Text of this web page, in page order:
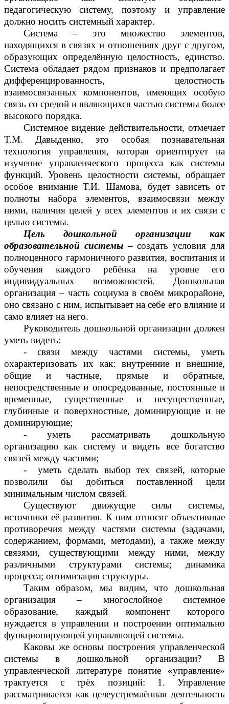
педагогическую систему, поэтому и управление
должно носить системный характер.
Система – это множество элементов,
находящихся в связях и отношениях друг с другом,
образующих определённую целостность, единство.
Система обладает рядом признаков и предполагает
дифференцированность, целостность
взаимосвязанных компонентов, имеющих особую
связь со средой и являющихся частью системы более
высокого порядка.
Системное видение действительности, отмечает
Т.М. Давыденко, это особая познавательная
технология управления, которая ориентирует на
изучение управленческого процесса как системы
функций. Уровень целостности системы, обращает
особое внимание Т.И. Шамова, будет зависеть от
полноты набора элементов, взаимосвязи между
ними, наличия целей у всех элементов и их связи с
целью системы.
Цель дошкольной организации
как
образовательной системы– создать условия для
полноценного гармоничного развития, воспитания и
обучения каждого ребёнка на уровне его
индивидуальных возможностей. Дошкольная
организация – часть социума в своём микрорайоне,
оно связано с ним, испытывает на себе его влияние и
само влияет на него.
Руководитель дошкольной организации должен
уметь видеть:
- связи между частями системы, уметь
охарактеризовать их как: внутренние и внешние,
общие и частные, прямые и обратные,
непосредственные и опосредованные, постоянные и
временные, существенные и несущественные,
глубинные и поверхностные, доминирующие и не
доминирующие;
- уметь рассматривать дошкольную
организацию как систему и видеть все богатство
связей между частями;
- уметь сделать выбор тех связей, которые
позволили бы добиться поставленной цели
минимальным числом связей.
Существуют движущие силы системы,
источники её развития. К ним относят объективные
противоречия между частями системы (задачами,
содержанием, формами, методами), а также между
связями, существующими между ними, между
различными структурами системы; динамика
процесса; оптимизация структуры.
Таким образом, мы видим, что дошкольная
организация – многослойное системное
образование, каждый компонент которого
нуждается в управлении и построении оптимально
функционирующей управляющей системы.
Каковы же основы построения управленческой
системы в дошкольной организации? В
управленческой литературе понятие «управление»
трактуется с трёх позиций: 1. Управление
рассматривается как целеустремлённая деятельность